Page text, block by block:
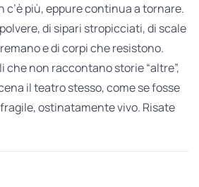
c’è più, eppure continua a tornare.
di sipari stropicciati, di scale
e di corpi che resistono.
che non raccontano storie “altre”,
il teatro stesso, come se fosse
ostinatamente vivo. Risate